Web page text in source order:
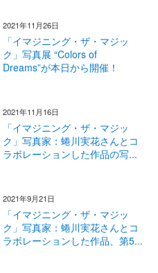
2021年11月26日
「イマジニング・ザ・マジッ
ク」写真展 “Colors of
Dreams”が本日から開催！
2021年11月16日
「イマジニング・ザ・マジッ
ク」写真家：蜷川実花さんとコ
ラボレーションした作品の写...
2021年9月21日
「イマジニング・ザ・マジッ
ク」写真家：蜷川実花さんとコ
ラボレーションした作品、第5...